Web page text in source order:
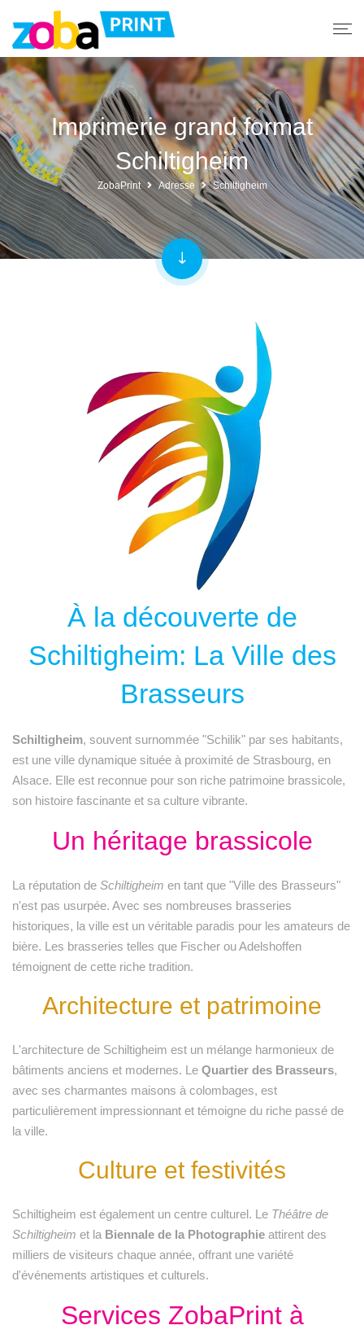
Imprimerie grand format
Schiltigheim
ZobaPrint Adresse Schiltigheim
À la découverte de
Schiltigheim: La Ville des
Brasseurs
Schiltigheim, souvent surnommée "Schilik" par ses habitants,
est une ville dynamique située à proximité de Strasbourg, en
Alsace. Elle est reconnue pour son riche patrimoine brassicole,
son histoire fascinante et sa culture vibrante.
Un héritage brassicole
La réputation de Schiltigheim en tant que "Ville des Brasseurs"
n'est pas usurpée. Avec ses nombreuses brasseries
historiques, la ville est un véritable paradis pour les amateurs de
bière. Les brasseries telles que Fischer ou Adelshoffen
témoignent de cette riche tradition.
Architecture et patrimoine
L'architecture de Schiltigheim est un mélange harmonieux de
bâtiments anciens et modernes. Le Quartier des Brasseurs,
avec ses charmantes maisons à colombages, est
particulièrement impressionnant et témoigne du riche passé de
la ville.
Culture et festivités
Schiltigheim est également un centre culturel. Le Théâtre de
Schiltigheim et la Biennale de la Photographie attirent des
milliers de visiteurs chaque année, offrant une variété
d'événements artistiques et culturels.
Services ZobaPrint à